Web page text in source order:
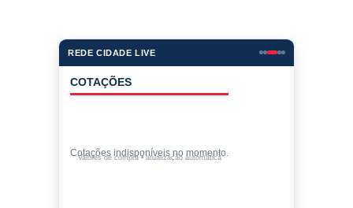
REDE CIDADE LIVE
COTAÇÕES
Cotações indisponíveis no momento.
Valores de compra • atualização automática